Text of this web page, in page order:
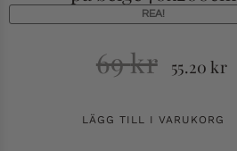
REA!
69kr 55.20kr
LÄGG TILL I VARUKORG